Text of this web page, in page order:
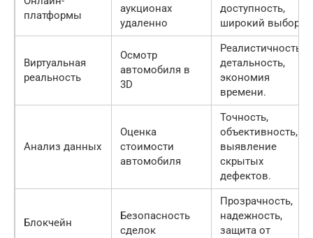
платформы
аукционах
удаленно
доступность,
широкий выбор.
Виртуальная
реальность
Осмотр
автомобиля в
3D
Реалистичность,
детальность,
экономия
времени.
Анализ данных
Оценка
стоимости
автомобиля
Точность,
объективность,
выявление
скрытых
дефектов.
Блокчейн
Безопасность
сделок
Прозрачность,
надежность,
защита от